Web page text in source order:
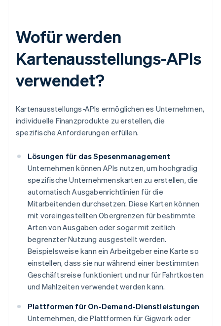
Wofür werden
Kartenausstellungs-APIs
verwendet?
Kartenausstellungs-APIs ermöglichen es Unternehmen,
individuelle Finanzprodukte zu erstellen, die
spezifische Anforderungen erfüllen.
Lösungen für das Spesenmanagement
Unternehmen können APIs nutzen, um hochgradig
spezifische Unternehmenskarten zu erstellen, die
automatisch Ausgabenrichtlinien für die
Mitarbeitenden durchsetzen. Diese Karten können
mit voreingestellten Obergrenzen für bestimmte
Arten von Ausgaben oder sogar mit zeitlich
begrenzter Nutzung ausgestellt werden.
Beispielsweise kann ein Arbeitgeber eine Karte so
einstellen, dass sie nur während einer bestimmten
Geschäftsreise funktioniert und nur für Fahrtkosten
und Mahlzeiten verwendet werden kann.
Plattformen für On-Demand-Dienstleistungen
Unternehmen, die Plattformen für Gigwork oder